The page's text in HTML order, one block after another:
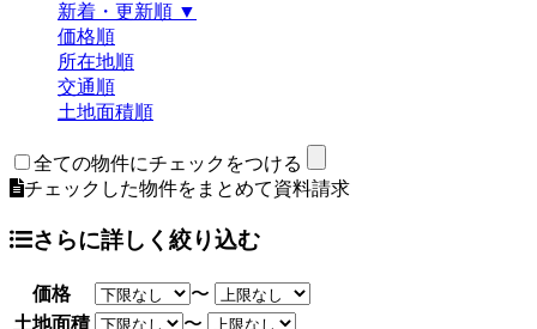
新着・更新順 ▼
価格順
所在地順
交通順
土地面積順
全ての物件にチェックをつける
チェックした物件をまとめて資料請求
さらに詳しく絞り込む
価格
〜
土地面積
〜